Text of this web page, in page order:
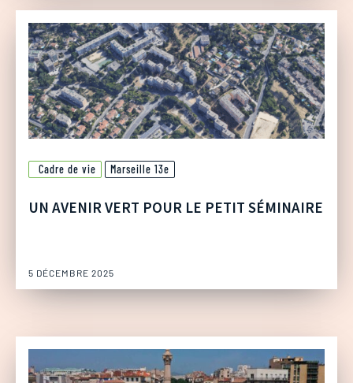
Cadre de vie Marseille 13e
UN AVENIR VERT POUR LE PETIT SÉMINAIRE
5 DÉCEMBRE 2025